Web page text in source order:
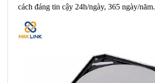
cách đáng tin cậy 24h/ngày, 365 ngày/năm.